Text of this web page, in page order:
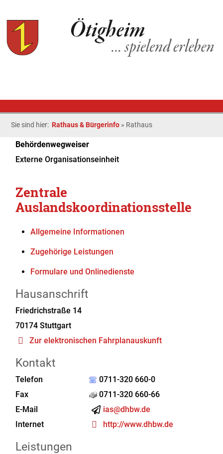
Sie sind hier: Rathaus & Bürgerinfo » Rathaus
Behördenwegweiser
Externe Organisationseinheit
Zentrale
Auslandskoordinationsstelle
Allgemeine Informationen
Zugehörige Leistungen
Formulare und Onlinedienste
Hausanschrift
Friedrichstraße 14
70174 Stuttgart
Zur elektronischen Fahrplanauskunft
Kontakt
Telefon
0711-320 660-0
Fax
0711-320 660-66
E-Mail
ias@dhbw.de
Internet
http://www.dhbw.de
Leistungen